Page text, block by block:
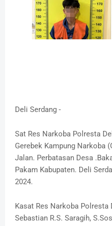
Deli Serdang -
Sat Res Narkoba Polresta
Gerebek Kampung Narkoba
Jalan. Perbatasan Desa
Pakam Kabupaten. Deli
2024.
Kasat Res Narkoba Polresta
Sebastian R.S. Saragih,